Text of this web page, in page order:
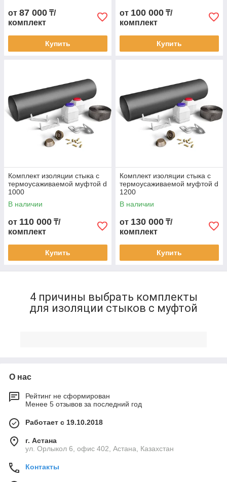
от 87 000 ₸/
комплект
Купить
от 100 000 ₸/
комплект
Купить
Комплект изоляции стыка с
термоусаживаемой муфтой d
1000
В наличии
от 110 000 ₸/
комплект
Купить
Комплект изоляции стыка с
термоусаживаемой муфтой d
1200
В наличии
от 130 000 ₸/
комплект
Купить
4 причины выбрать комплекты
для изоляции стыков с муфтой
Сохранение тепла и защита от
коррозии
Комплекты для изоляции стыков с муфтой
О нас
Рейтинг не сформирован
Менее 5 отзывов за последний год
Работает с 19.10.2018
г. Астана
ул. Орлыкол 6, офис 402, Астана, Казахстан
Контакты